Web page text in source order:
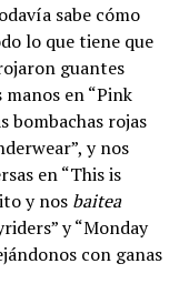
sabe cómo
lo que tiene que
guantes
en “Pink
bombachas rojas
y nos
en “This is
y nos baitea
y “Monday
con ganas